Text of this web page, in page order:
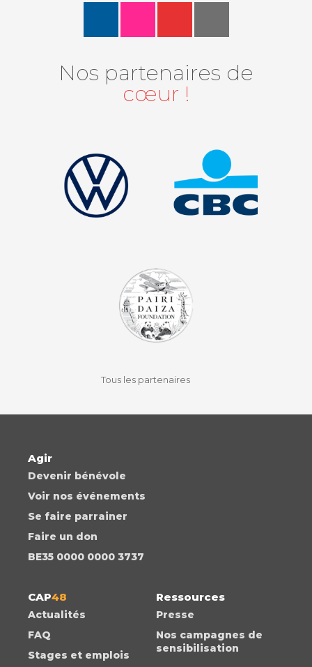
Nos partenaires de
cœur !
Tous les partenaires
Agir
Devenir bénévole
Voir nos événements
Se faire parrainer
Faire un don
BE35 0000 0000 3737
CAP48
Actualités
FAQ
Stages et emplois
Ressources
Presse
Nos campagnes de
sensibilisation